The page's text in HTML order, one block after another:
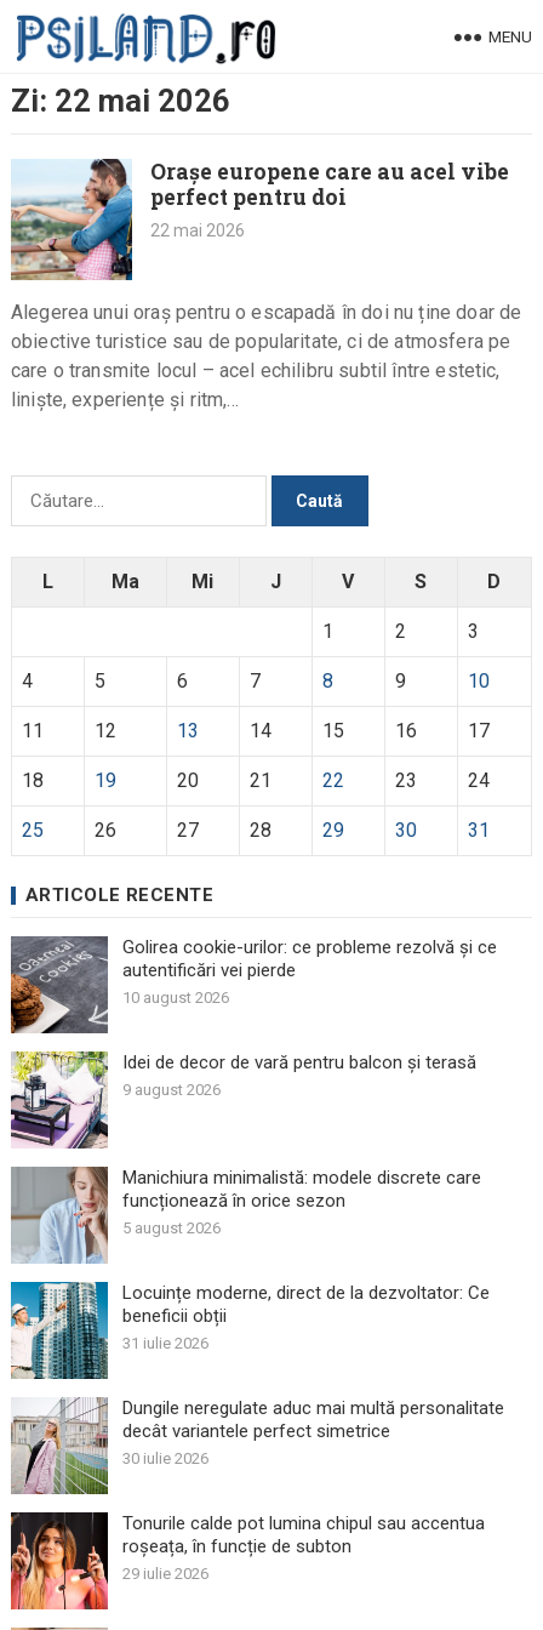
Skip
MENU
Zi: 22 mai 2026
Orașe europene care au acel vibe
perfect pentru doi
22 mai 2026
Alegerea unui oraș pentru o escapadă în doi nu ține doar de
obiective turistice sau de popularitate, ci de atmosfera pe
care o transmite locul – acel echilibru subtil între estetic,
liniște, experiențe și ritm,…
Caută
L Ma Mi J V S D
1 2 3
4 5 6 7 8 9 10
11 12 13 14 15 16 17
18 19 20 21 22 23 24
25 26 27 28 29 30 31
ARTICOLE RECENTE
Golirea cookie-urilor: ce probleme rezolvă și ce
autentificări vei pierde
10 august 2026
Idei de decor de vară pentru balcon și terasă
9 august 2026
Manichiura minimalistă: modele discrete care
funcționează în orice sezon
5 august 2026
Locuințe moderne, direct de la dezvoltator: Ce
beneficii obții
31 iulie 2026
Dungile neregulate aduc mai multă personalitate
decât variantele perfect simetrice
30 iulie 2026
Tonurile calde pot lumina chipul sau accentua
roșeața, în funcție de subton
29 iulie 2026